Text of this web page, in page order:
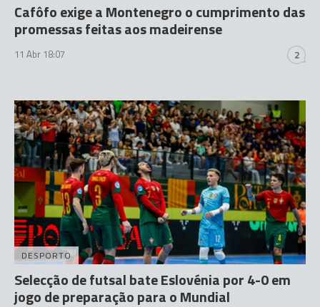
Cafôfo exige a Montenegro o cumprimento das
promessas feitas aos madeirense
11 Abr 18:07 2
DESPORTO
Selecção de futsal bate Eslovénia por 4-0 em
jogo de preparação para o Mundial